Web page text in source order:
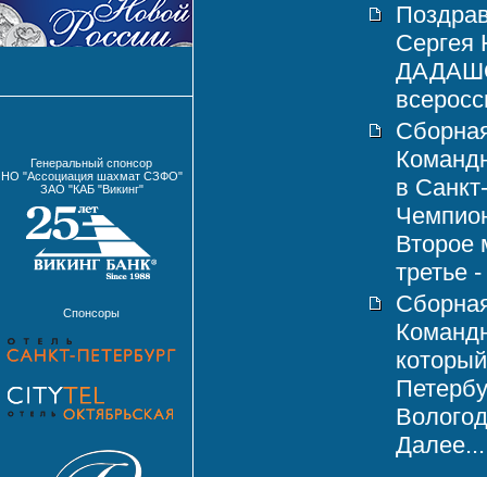
Генеральный спонсор
НО "Ассоциация шахмат СЗФО"
ЗАО "КАБ "Викинг"
Спонсоры
в
Второе
третье
Далее...